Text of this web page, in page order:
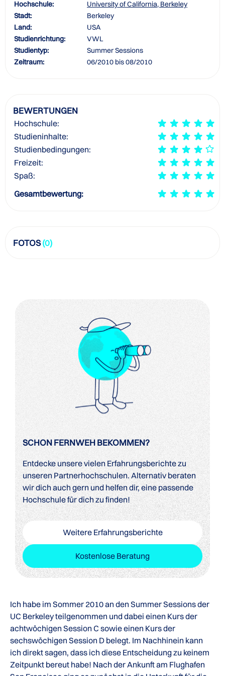
Hochschule:
University of California, Berkeley
Stadt:
Berkeley
Land:
USA
Studienrichtung:
VWL
Studientyp:
Summer Sessions
Zeitraum:
06/2010 bis 08/2010
BEWERTUNGEN
Hochschule:
Studieninhalte:
Studienbedingungen:
Freizeit:
Spaß:
Gesamtbewertung:
FOTOS(0)
SCHON FERNWEH BEKOMMEN?
Entdecke unsere vielen Erfahrungsberichte zu
unseren Partnerhochschulen. Alternativ beraten
wir dich auch gern und helfen dir, eine passende
Hochschule für dich zu finden!
Weitere Erfahrungsberichte
Kostenlose Beratung
Ich habe im Sommer 2010 an den Summer Sessions der
UC Berkeley teilgenommen und dabei einen Kurs der
achtwöchigen Session C sowie einen Kurs der
sechswöchigen Session D belegt. Im Nachhinein kann
ich direkt sagen, dass ich diese Entscheidung zu keinem
Zeitpunkt bereut habe! Nach der Ankunft am Flughafen